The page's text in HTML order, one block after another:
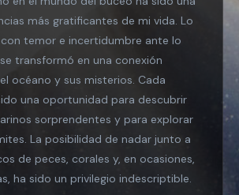
más gratificantes de mi vida. Lo
temor e incertidumbre ante lo
transformó en una conexión
océano y sus misterios. Cada
una oportunidad para descubrir
sorprendentes y para explorar
La posibilidad de nadar junto a
de peces, corales y, en ocasiones,
ha sido un privilegio indescriptible.